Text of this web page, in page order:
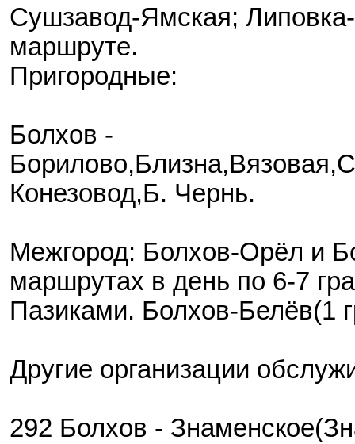
Сушзавод-Ямская;
маршруте.
Пригородные:
Болхов -
Конезовод,Б. Чернь.
Межгород: Болхов-Орёл и
маршрутах в день по 6-7
Пазиками. Болхов-Белёв(1
Другие организации
292 Болхов -